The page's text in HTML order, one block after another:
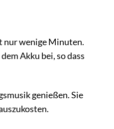
nur wenige Minuten.
Akku bei, so dass
genießen. Sie